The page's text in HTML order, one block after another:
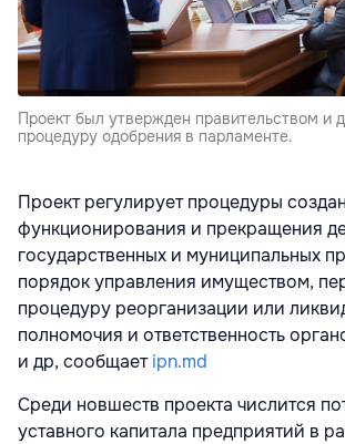
Проект был утвержден правительством и
процедуру одобрения в парламенте.
Проект регулирует процедуры
функционирования и прекращения
государственных и муниципальных
порядок управления имуществом,
процедуру реорганизации или
полномочия и ответственность
и др, сообщаетipn.md
Среди новшеств проекта числится
уставного капитала предприятий в